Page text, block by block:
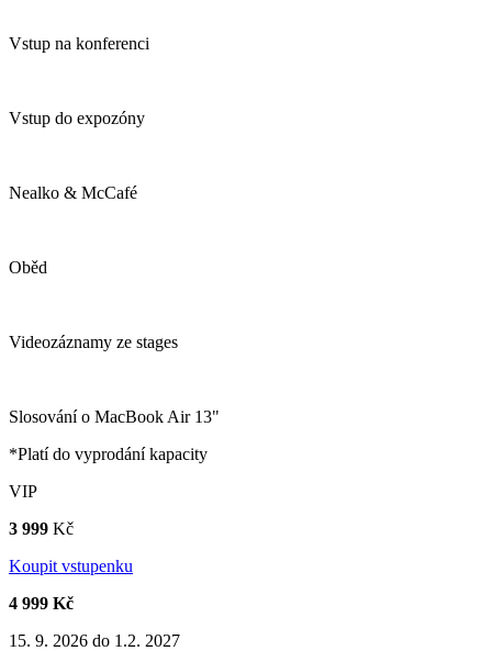
Vstup na konferenci
Vstup do expozóny
Nealko & McCafé
Oběd
Videozáznamy ze stages
Slosování o MacBook Air 13"
*Platí do vyprodání kapacity
VIP
3 999 Kč
Koupit vstupenku
4 999 Kč
15. 9. 2026 do 1.2. 2027